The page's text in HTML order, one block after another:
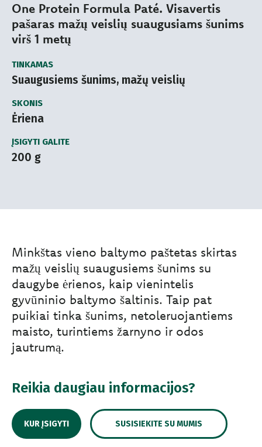
One Protein Formula Paté. Visavertis
pašaras mažų veislių suaugusiams šunims
virš 1 metų
TINKAMAS
Suaugusiems šunims, mažų veislių
SKONIS
Ėriena
ĮSIGYTI GALITE
200 g
Minkštas vieno baltymo paštetas skirtas
mažų veislių suaugusiems šunims su
daugybe ėrienos, kaip vienintelis
gyvūninio baltymo šaltinis. Taip pat
puikiai tinka šunims, netoleruojantiems
maisto, turintiems žarnyno ir odos
jautrumą.
Reikia daugiau informacijos?
KUR ĮSIGYTI SUSISIEKITE SU MUMIS